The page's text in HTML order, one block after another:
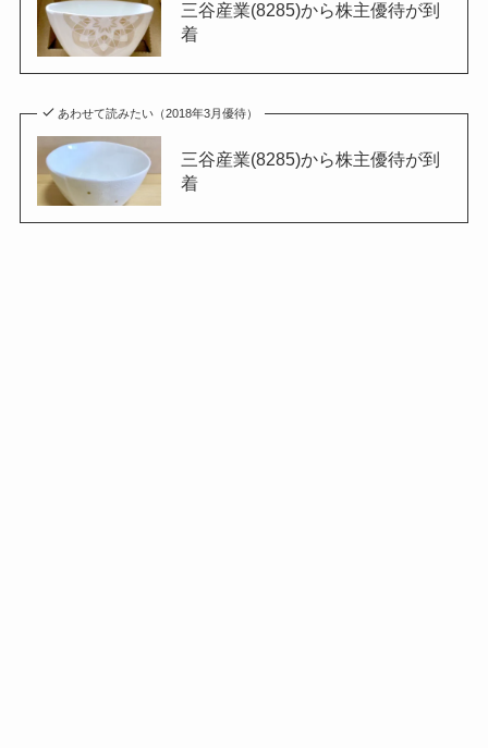
三谷産業(8285)から株主優待が到
着
あわせて読みたい（2018年3月優待）
三谷産業(8285)から株主優待が到
着